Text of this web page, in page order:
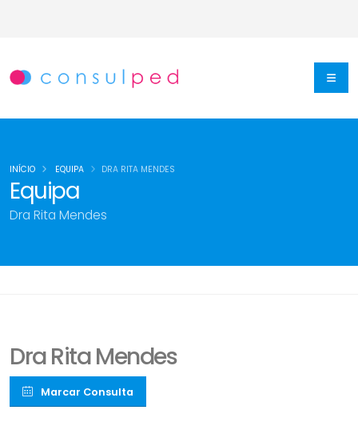
Equipa
Dra Rita Mendes
INÍCIO EQUIPA DRA RITA MENDES
Dra Rita Mendes
Marcar Consulta